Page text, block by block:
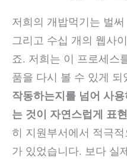
저희의 개밥먹기는 벌
그리고 수십 개의 웹사
죠. 저희는 이 프로세스
품을 다시 볼 수 있게 되
작동하는지를 넘어 사
는 것이 자연스럽게 표
히 지원부서에서 적극
가 있었습니다. 보다 실